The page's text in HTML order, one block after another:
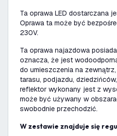
Ta oprawa LED dostarczana
Oprawa ta może być
230V.
Ta oprawa najazdowa
oznacza, że jest
do umieszczenia na
tarasu, podjazdu,
reflektor wykonany jest z
może być używany w
swobodnie przechodzić.
W zestawie znajduje się